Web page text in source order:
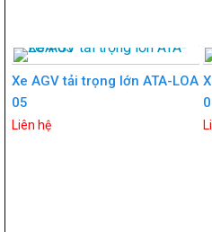
Xe AGV tải trọng lớn ATA-LOA
05
Liên hệ